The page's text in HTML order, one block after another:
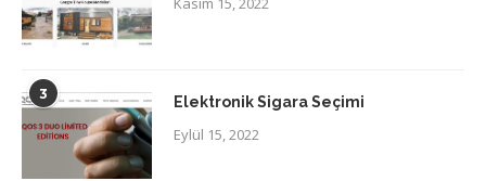
3 Elektronik Sigara Seçimi
Eylül 15, 2022